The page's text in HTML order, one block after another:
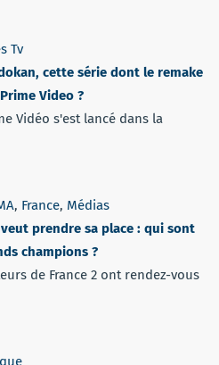
Tv
cette série dont le remake
Video ?
Vidéo s'est lancé dans la
, France, Médias
prendre sa place : qui sont
champions ?
de France 2 ont rendez-vous